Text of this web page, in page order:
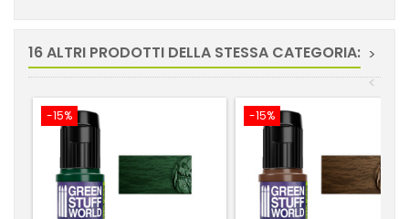
16 ALTRI PRODOTTI DELLA STESSA CATEGORIA: >
<
-15% -15%